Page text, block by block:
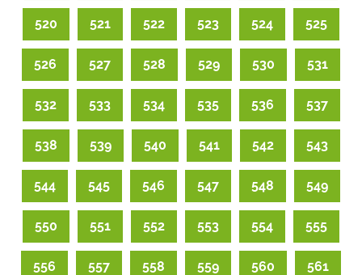
520 521 522 523 524 525
526 527 528 529 530 531
532 533 534 535 536 537
538 539 540 541 542 543
544 545 546 547 548 549
550 551 552 553 554 555
556 557 558 559 560 561